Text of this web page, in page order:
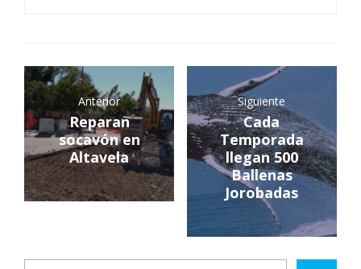
Anterior
Reparan
socavón en
Altavela
Siguiente
Cada
Temporada
llegan 500
Ballenas
Jorobadas